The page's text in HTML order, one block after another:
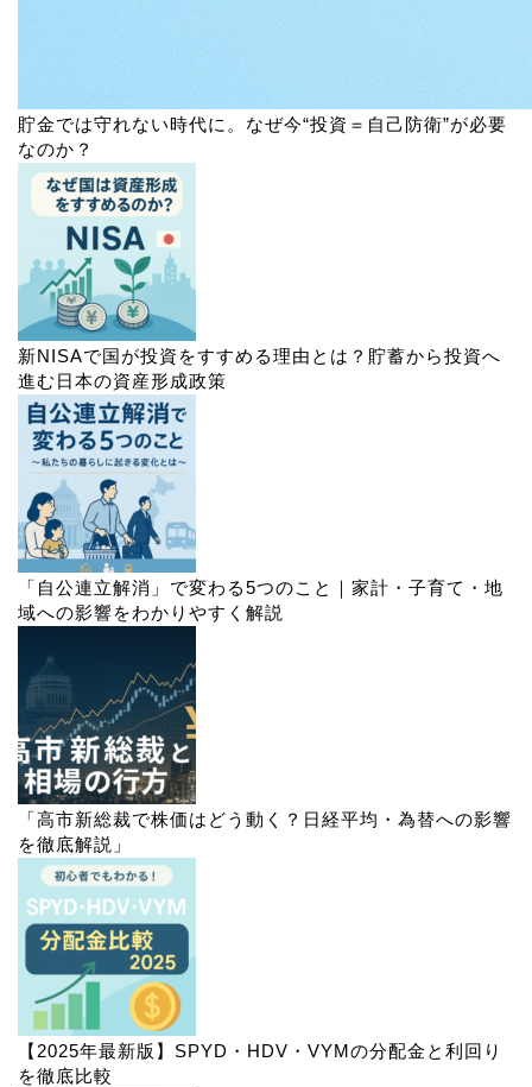
貯金では守れない時代に。なぜ今“投資＝自己防衛”が必要
なのか？
新NISAで国が投資をすすめる理由とは？貯蓄から投資へ
進む日本の資産形成政策
「自公連立解消」で変わる5つのこと｜家計・子育て・地
域への影響をわかりやすく解説
「高市新総裁で株価はどう動く？日経平均・為替への影響
を徹底解説」
【2025年最新版】SPYD・HDV・VYMの分配金と利回り
を徹底比較